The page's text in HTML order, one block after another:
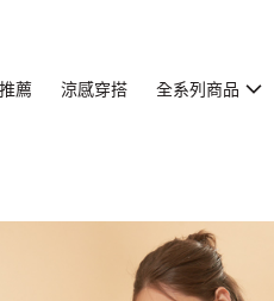
薦 涼感穿搭 全系列商品